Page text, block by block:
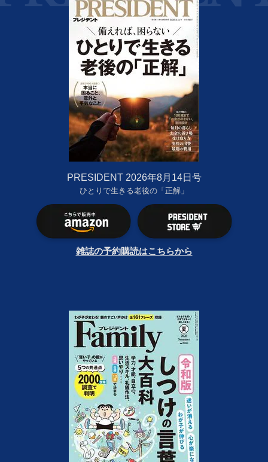
PRESIDENT 2026年8月14日号
ひとりで生きる老後の「正解」
雑誌の予約購読はこちらから